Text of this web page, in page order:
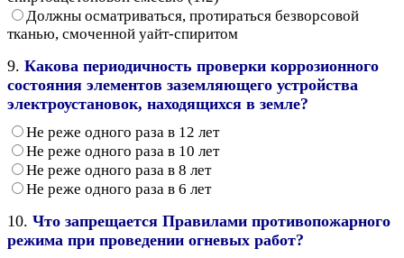
Должны осматриваться, протираться безворсовой
тканью, смоченной уайт-спиритом
9. Какова периодичность проверки коррозионного
состояния элементов заземляющего устройства
электроустановок, находящихся в земле?
Не реже одного раза в 12 лет
Не реже одного раза в 10 лет
Не реже одного раза в 8 лет
Не реже одного раза в 6 лет
10. Что запрещается Правилами противопожарного
режима при проведении огневых работ?